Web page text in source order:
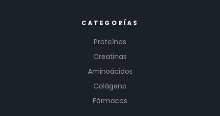
CATEGORÍAS
Proteínas
Creatinas
Aminoácidos
Colágeno
Fármacos